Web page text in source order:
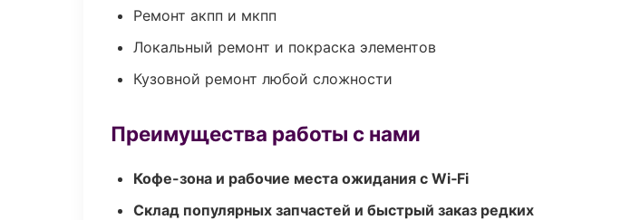
Ремонт акпп и мкпп
Локальный ремонт и покраска элементов
Кузовной ремонт любой сложности
Преимущества работы с нами
Кофе-зона и рабочие места ожидания с Wi‑Fi
Склад популярных запчастей и быстрый заказ редких